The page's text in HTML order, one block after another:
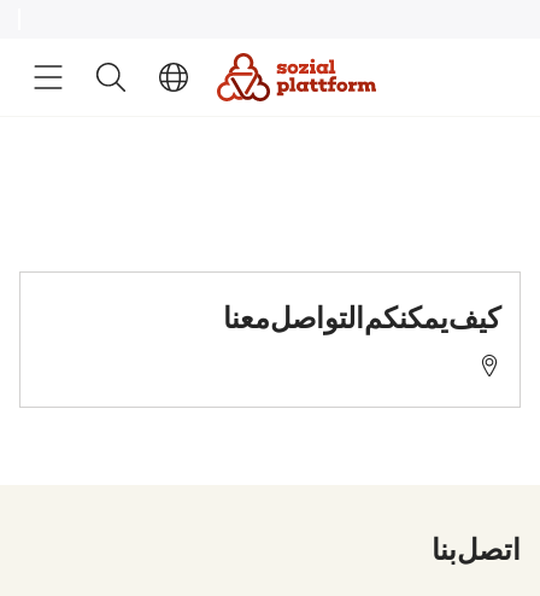
كيف يمكنكم التواصل معنا
اتصل بنا